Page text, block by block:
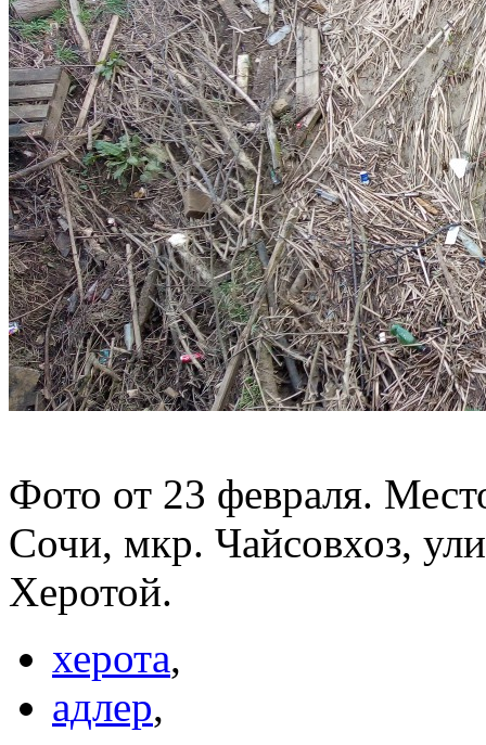
Фото от 23 февраля.
Сочи, мкр. Чайсовхоз,
Херотой.
херота,
адлер,